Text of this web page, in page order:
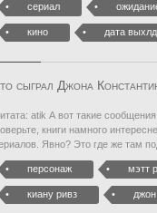
сериал
кино дата
сыграл Джона
atik А вот такие
книги намного
Явно? Это где же там
персонаж мэтт
киану ривз